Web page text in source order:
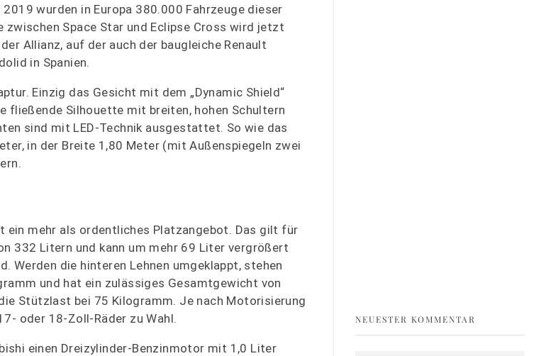
wurden in Europa 380.000 Fahrzeuge dieser
Space Star und Eclipse Cross wird jetzt
Allianz, auf der auch der baugleiche Renault
in Spanien.
Einzig das Gesicht mit dem „Dynamic Shield“
fließende Silhouette mit breiten, hohen Schultern
sind mit LED-Technik ausgestattet. So wie das
in der Breite 1,80 Meter (mit Außenspiegeln zwei
mehr als ordentliches Platzangebot. Das gilt für
332 Litern und kann um mehr 69 Liter vergrößert
Werden die hinteren Lehnen umgeklappt, stehen
und hat ein zulässiges Gesamtgewicht von
Stützlast bei 75 Kilogramm. Je nach Motorisierung
oder 18-Zoll-Räder zu Wahl.
einen Dreizylinder-Benzinmotor mit 1,0 Liter
NEUESTER KOMMENTAR